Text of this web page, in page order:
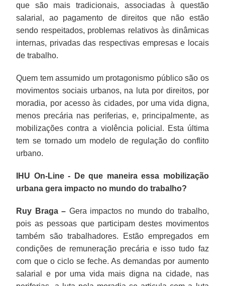
que são mais tradicionais, associadas à questão
salarial, ao pagamento de direitos que não estão
sendo respeitados, problemas relativos às dinâmicas
internas, privadas das respectivas empresas e locais
de trabalho.
Quem tem assumido um protagonismo público são os
movimentos sociais urbanos, na luta por direitos, por
moradia, por acesso às cidades, por uma vida digna,
menos precária nas periferias, e, principalmente, as
mobilizações contra a violência policial. Esta última
tem se tornado um modelo de regulação do conflito
urbano.
IHU On-Line - De que maneira essa mobilização
urbana gera impacto no mundo do trabalho?
Ruy Braga – Gera impactos no mundo do trabalho,
pois as pessoas que participam destes movimentos
também são trabalhadores. Estão empregados em
condições de remuneração precária e isso tudo faz
com que o ciclo se feche. As demandas por aumento
salarial e por uma vida mais digna na cidade, nas